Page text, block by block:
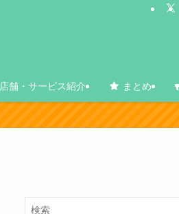
店舗・サービス紹介 まとめ